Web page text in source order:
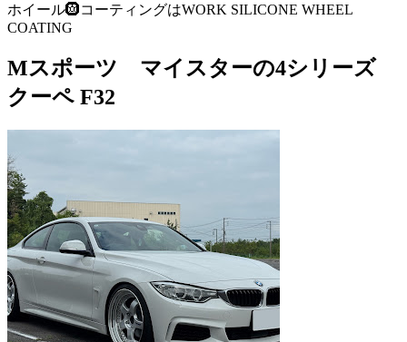
ホイール🛞コーティングはWORK SILICONE WHEEL
COATING
Mスポーツ マイスターの4シリーズ
クーペ F32